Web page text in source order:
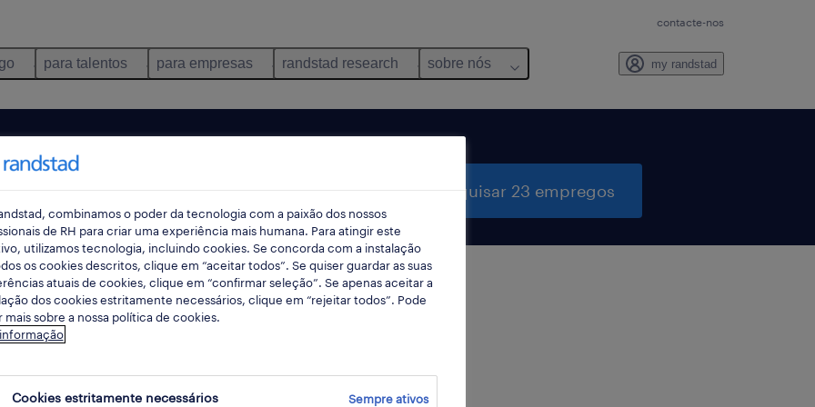
contacte-nos
para talentos para empresas randstad research sobre nós my randstad
pesquisar 23 empregos
resultados para a sua pesquisa.
combinamos o poder da tecnologia com a paixão dos nossos
de RH para criar uma experiência mais humana. Para atingir este
utilizamos tecnologia, incluindo cookies. Se concorda com a instalação
os cookies descritos, clique em “aceitar todos”. Se quiser guardar as suas
atuais de cookies, clique em “confirmar seleção”. Se apenas aceitar a
dos cookies estritamente necessários, clique em “rejeitar todos”. Pode
mais sobre a nossa política de cookies.
Cookies estritamente necessários Sempre ativos